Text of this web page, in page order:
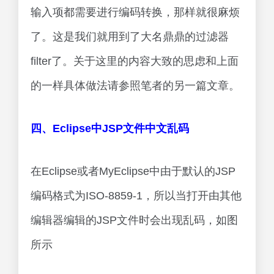
输入项都需要进行编码转换，那样就很麻烦
了。这是我们就用到了大名鼎鼎的过滤器
filter了。关于这里的内容大致的思虑和上面
的一样具体做法请参照笔者的另一篇文章。
四、Eclipse中JSP文件中文乱码
在Eclipse或者MyEclipse中由于默认的JSP
编码格式为ISO-8859-1，所以当打开由其他
编辑器编辑的JSP文件时会出现乱码，如图
所示